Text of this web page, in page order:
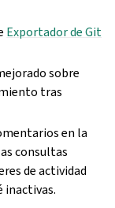
Exportador de Git
sobre
tras
en la
consultas
de actividad
inactivas.